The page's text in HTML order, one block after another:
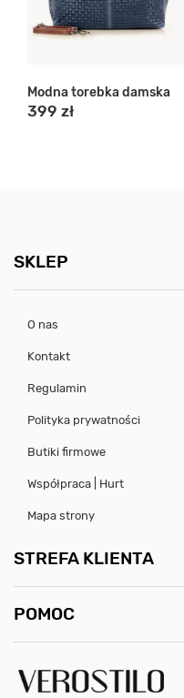
Modna torebka damska
399 zł
SKLEP
O nas
Kontakt
Regulamin
Polityka prywatności
Butiki firmowe
Współpraca | Hurt
Mapa strony
STREFA KLIENTA
POMOC